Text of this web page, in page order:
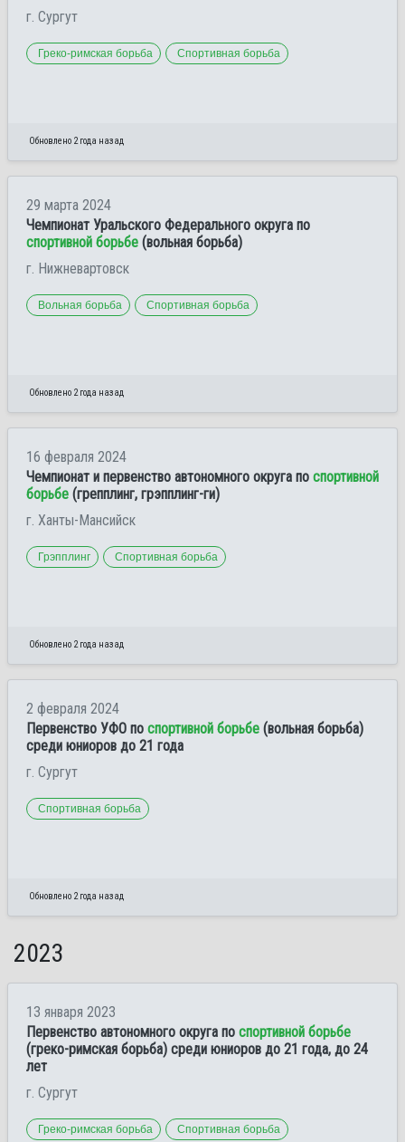
г. Сургут
Греко-римская борьба Спортивная борьба
Обновлено 2 года назад
29 марта 2024
Чемпионат Уральского Федерального округа по
спортивной борьбе (вольная борьба)
г. Нижневартовск
Вольная борьба Спортивная борьба
Обновлено 2 года назад
16 февраля 2024
Чемпионат и первенство автономного округа по спортивной
борьбе (грепплинг, грэпплинг-ги)
г. Ханты-Мансийск
Грэпплинг Спортивная борьба
Обновлено 2 года назад
2 февраля 2024
Первенство УФО по спортивной борьбе (вольная борьба)
среди юниоров до 21 года
г. Сургут
Спортивная борьба
Обновлено 2 года назад
2023
13 января 2023
Первенство автономного округа по спортивной борьбе
(греко-римская борьба) среди юниоров до 21 года, до 24
лет
г. Сургут
Греко-римская борьба Спортивная борьба